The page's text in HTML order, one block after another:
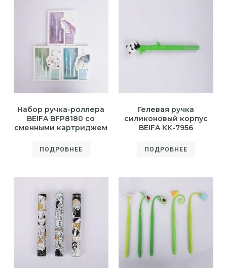
Набор ручка-роллера
BEIFA BFP8180 со
сменными картриджем
ПОДРОБНЕЕ
Гелевая ручка
силиконовый корпус
BEIFA KK-7956
ПОДРОБНЕЕ